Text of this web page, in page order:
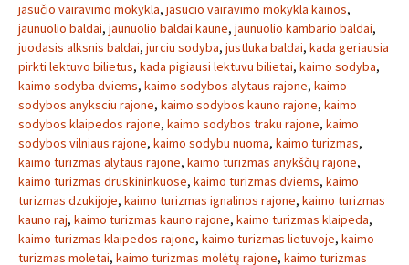
jasučio vairavimo mokykla, jasucio vairavimo mokykla kainos,
jaunuolio baldai, jaunuolio baldai kaune, jaunuolio kambario baldai,
juodasis alksnis baldai, jurciu sodyba, justluka baldai, kada geriausia
pirkti lektuvo bilietus, kada pigiausi lektuvu bilietai, kaimo sodyba,
kaimo sodyba dviems, kaimo sodybos alytaus rajone, kaimo
sodybos anyksciu rajone, kaimo sodybos kauno rajone, kaimo
sodybos klaipedos rajone, kaimo sodybos traku rajone, kaimo
sodybos vilniaus rajone, kaimo sodybu nuoma, kaimo turizmas,
kaimo turizmas alytaus rajone, kaimo turizmas anykščių rajone,
kaimo turizmas druskininkuose, kaimo turizmas dviems, kaimo
turizmas dzukijoje, kaimo turizmas ignalinos rajone, kaimo turizmas
kauno raj, kaimo turizmas kauno rajone, kaimo turizmas klaipeda,
kaimo turizmas klaipedos rajone, kaimo turizmas lietuvoje, kaimo
turizmas moletai, kaimo turizmas molėtų rajone, kaimo turizmas